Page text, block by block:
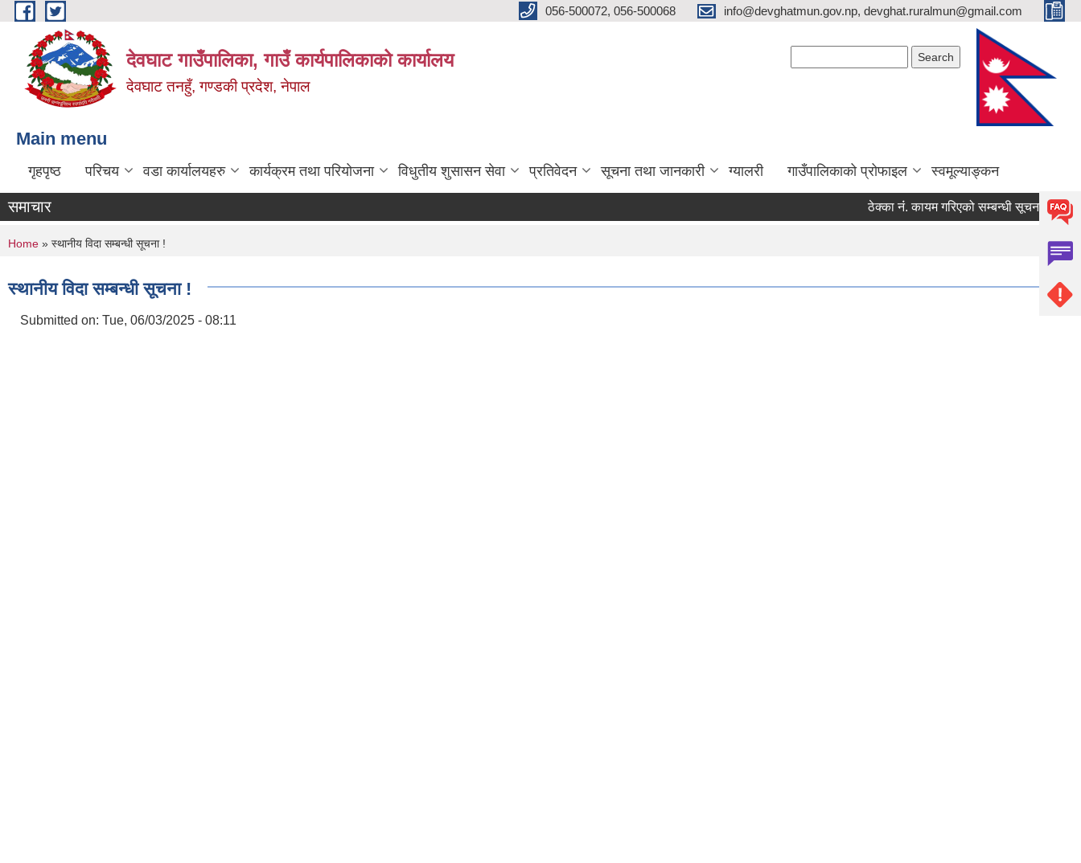
Skip to main content 056-500072, 056-500068 info@devghatmun.gov.np, devghat.ruralmun@gmail.com
देवघाट गाउँपालिका, गाउँ कार्यपालिकाको कार्यालय
देवघाट तनहुँ, गण्डकी प्रदेश, नेपाल
Main menu
गृहपृष्ठ परिचय वडा कार्यालयहरु कार्यक्रम तथा परियोजना विधुतीय शुसासन सेवा प्रतिवेदन सूचना तथा जानकारी ग्यालरी गाउँपालिकाको प्रोफाइल स्वमूल्याङ्कन
समाचार ठेक्का नंं. कायम गरिएको सम्बन्धी सूचना !
You are here
Home » स्थानीय विदा सम्बन्धी सूचना !
स्थानीय विदा सम्बन्धी सूचना !
Submitted on: Tue, 06/03/2025 - 08:11